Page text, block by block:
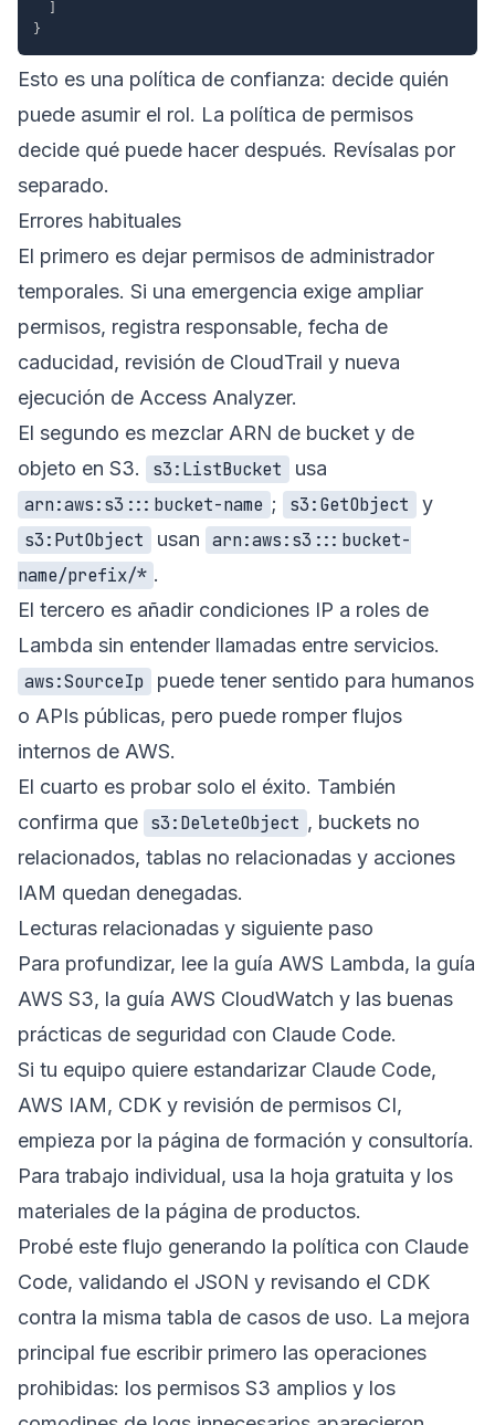
}
Esto es una política de confianza: decide quién
puede asumir el rol. La política de permisos
decide qué puede hacer después. Revísalas por
separado.
Errores habituales
El primero es dejar permisos de administrador
temporales. Si una emergencia exige ampliar
permisos, registra responsable, fecha de
caducidad, revisión de CloudTrail y nueva
ejecución de Access Analyzer.
El segundo es mezclar ARN de bucket y de
objeto en S3.
s3:ListBucket
usa
arn:aws:s3:::bucket-name ; s3:GetObject
y
s3:PutObject
usan arn:aws:s3:::bucket-
name/prefix/* .
El tercero es añadir condiciones IP a roles de
Lambda sin entender llamadas entre servicios.
aws:SourceIp
puede tener sentido para humanos
o APIs públicas, pero puede romper flujos
internos de AWS.
El cuarto es probar solo el éxito. También
confirma que s3:DeleteObject , buckets no
relacionados, tablas no relacionadas y acciones
IAM quedan denegadas.
Lecturas relacionadas y siguiente paso
Para profundizar, lee la guía AWS Lambda, la guía
AWS S3, la guía AWS CloudWatch y las buenas
prácticas de seguridad con Claude Code.
Si tu equipo quiere estandarizar Claude Code,
AWS IAM, CDK y revisión de permisos CI,
empieza por la página de formación y consultoría.
Para trabajo individual, usa la hoja gratuita y los
materiales de la página de productos.
Probé este flujo generando la política con Claude
Code, validando el JSON y revisando el CDK
contra la misma tabla de casos de uso. La mejora
principal fue escribir primero las operaciones
prohibidas: los permisos S3 amplios y los